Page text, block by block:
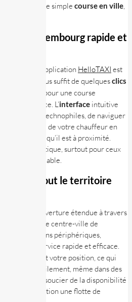
ou d’une simple course en ville
au Luxembourg rapide et
d’utiliser l’application HelloTAXI est
Il vous suffit de quelquesclics
, que ce soit pour une course
à l’avance. L’interface intuitive
les moins technophiles, de naviguer
l’arrivée de votre chauffeur en
dès qu’il est à proximité.
très pratique, surtout pour ceux
immédiat et fiable.
sur tout le territoire
d’une couverture étendue à travers
soyez dans le centre-ville de
dans les régions périphériques,
un service rapide et efficace.
votre position, ce qui
retrouver facilement, même dans des
plus à vous soucier de la disponibilité
à votre disposition une flotte de